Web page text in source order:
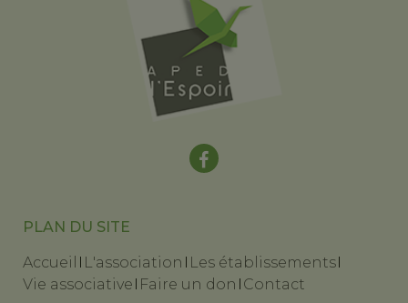
PLAN DU SITE
Accueil L'association Les établissements
Vie associative Faire un don Contact